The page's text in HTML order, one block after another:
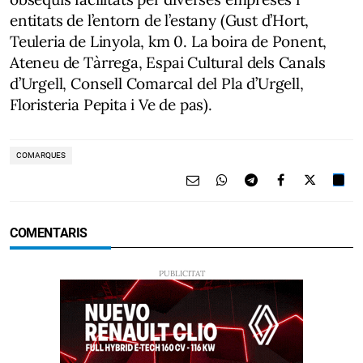
entitats de l’entorn de l’estany (Gust d’Hort,
Teuleria de Linyola, km 0. La boira de Ponent,
Ateneu de Tàrrega, Espai Cultural dels Canals
d’Urgell, Consell Comarcal del Pla d’Urgell,
Floristeria Pepita i Ve de pas).
COMARQUES
COMENTARIS